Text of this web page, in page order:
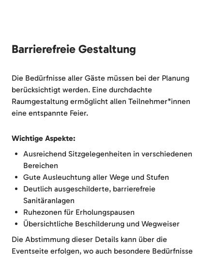
Barrierefreie Gestaltung
Die Bedürfnisse aller Gäste müssen bei der Planung
berücksichtigt werden. Eine durchdachte
Raumgestaltung ermöglicht allen Teilnehmer*innen
eine entspannte Feier.
Wichtige Aspekte:
Ausreichend Sitzgelegenheiten in verschiedenen
Bereichen
Gute Ausleuchtung aller Wege und Stufen
Deutlich ausgeschilderte, barrierefreie
Sanitäranlagen
Ruhezonen für Erholungspausen
Übersichtliche Beschilderung und Wegweiser
Die Abstimmung dieser Details kann über die
Eventseite erfolgen, wo auch besondere Bedürfnisse